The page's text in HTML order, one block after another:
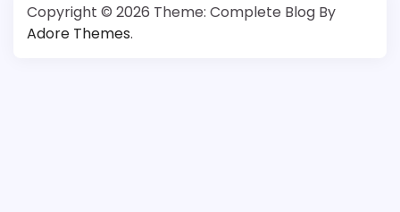
Copyright © 2026 Theme: Complete Blog By
Adore Themes.